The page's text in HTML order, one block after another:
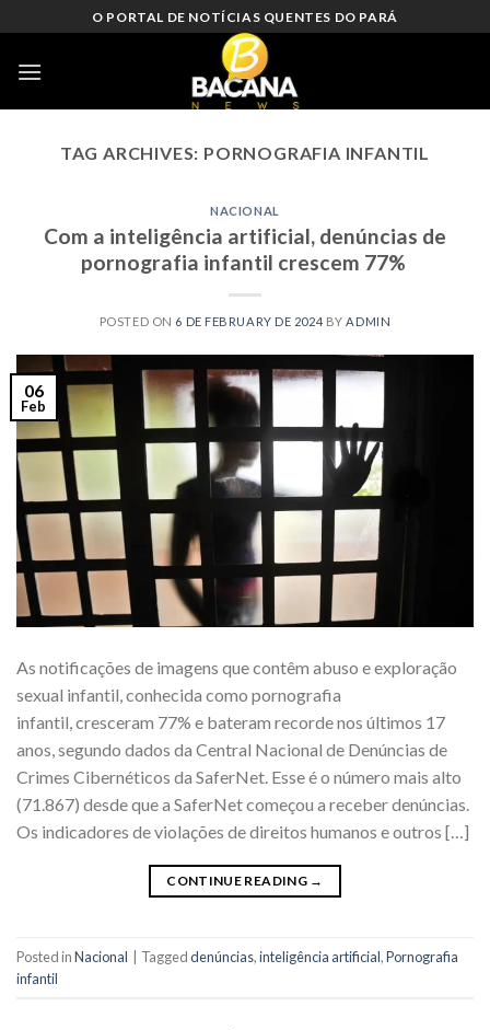
to
content
O PORTAL DE NOTÍCIAS QUENTES DO PARÁ
TAG ARCHIVES: PORNOGRAFIA INFANTIL
NACIONAL
Com a inteligência artificial, denúncias de
pornografia infantil crescem 77%
POSTED ON 6 DE FEBRUARY DE 2024 BY ADMIN
06
Feb
As notificações de imagens que contêm abuso e exploração
sexual infantil, conhecida como pornografia
infantil, cresceram 77% e bateram recorde nos últimos 17
anos, segundo dados da Central Nacional de Denúncias de
Crimes Cibernéticos da SaferNet. Esse é o número mais alto
(71.867) desde que a SaferNet começou a receber denúncias.
Os indicadores de violações de direitos humanos e outros […]
CONTINUE READING →
Posted inNacional Taggeddenúncias,inteligência artificial,Pornografia
infantil